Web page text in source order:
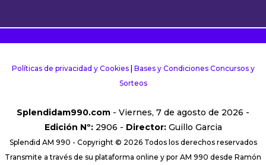
Políticas de privacidad y Cookies| Bases y Condiciones Concursos y
Sorteos
Splendidam990.com - Viernes, 7 de agosto de 2026 -
Edición Nº:2906 - Director:Guillo Garcia
Splendid AM 990 - Copyright © 2026 Todos los derechos reservados
Transmite a través de su plataforma online y por AM 990 desde Ramón